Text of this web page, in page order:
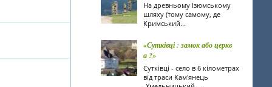
На древньому Ізюмському
шляху (тому самому, де
Кримський...
«Сутківці : замок або церкв
а ?»
Сутківці - село в 6 кілометрах
від траси Кам'янець